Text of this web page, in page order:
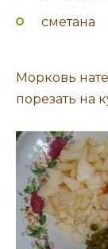
сметана
Морковь
порезать на